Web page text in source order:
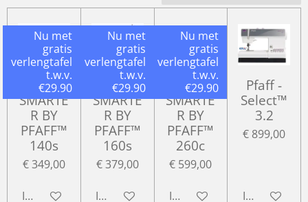
Nu met
gratis
verlengtafel
t.w.v.
€29.90
Pfaff -
SMARTE
R BY
PFAFF™
140s
€ 349,00
In winkelwagen
Nu met
gratis
verlengtafel
t.w.v.
€29.90
Pfaff-
SMARTE
R BY
PFAFF™
160s
€ 379,00
In winkelwagen
Nu met
gratis
verlengtafel
t.w.v.
€29.90
Pfaff -
SMARTE
R BY
PFAFF™
260c
€ 599,00
In winkelwagen
Pfaff -
Select™
3.2
€ 899,00
In